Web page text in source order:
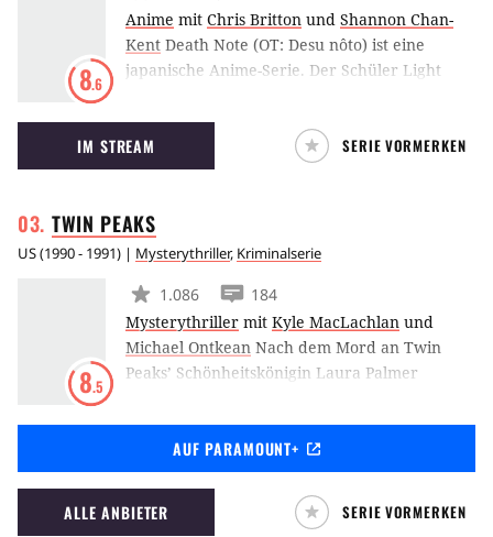
8.6
Anime mit Chris Britton und Shannon Chan-
Kent Death Note (OT: Desu nôto) ist eine
japanische Anime-Serie. Der Schüler Light
Jeder Mensch, dessen Namen in das Notizbuch
geschrieben wird, stirbt unmittelbar darauf
ohne sich wehren zu können. Light nutzt seine
Todesgottes Ryuk die Welt von Kriminellen zu
säubern.
IM STREAM SERIE VORMERKEN
TWIN PEAKS
US(1990 - 1991) | Mysterythriller, Kriminalserie
8.5
1.086
184
Mysterythriller mit Kyle MacLachlan und
Michael Ontkean Nach dem Mord an Twin
Peaks’ Schönheitskönigin Laura Palmer
Stadt übersät ist mit allerlei tödlichen
Geheimnissen. Cooper interpretiert einen
Traum über den Mörder, trinkt Tee mit der
Log Lady, findet im Wald den mysteriösen Ort
eines Verbrechens und ist auserwählt, all den
AUF PARAMOUNT+
ALLE ANBIETER SERIE VORMERKEN